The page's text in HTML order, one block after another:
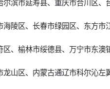
陵区、长春市绿园区、东方市
、榆林市绥德县、万宁市东澳
山区、内蒙古通辽市科尔沁左